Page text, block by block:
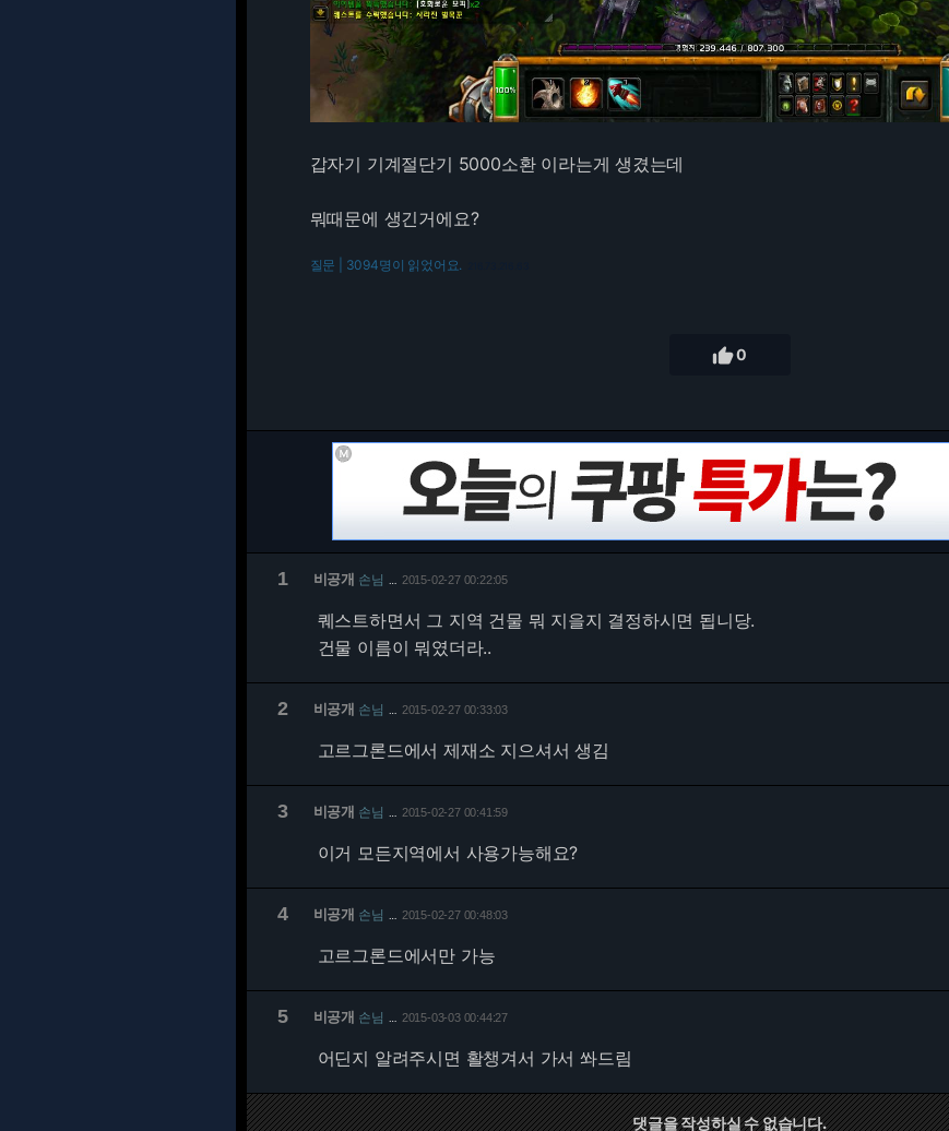
갑자기 기계절단기 5000소환 이라는게 생겼는데
뭐때문에 생긴거에요?
질문 | 3094명이 읽었어요.
0
1 비공개 손님 2015-02-27 00:22:05
퀘스트하면서 그 지역 건물 뭐 지을지 결정하시면 됩니당.
건물 이름이 뭐였더라..
2 비공개 손님 2015-02-27 00:33:03
고르그론드에서 제재소 지으셔서 생김
3 비공개 손님 2015-02-27 00:41:59
이거 모든지역에서 사용가능해요?
4 비공개 손님 2015-02-27 00:48:03
고르그론드에서만 가능
5 비공개 손님 2015-03-03 00:44:27
어딘지 알려주시면 활챙겨서 가서 쏴드림
댓글을 작성하실 수 없습니다.